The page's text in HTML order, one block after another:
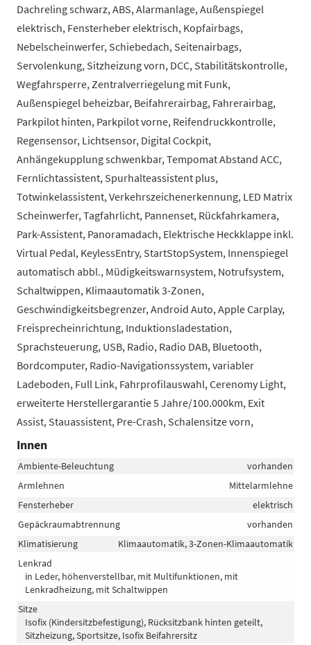
Dachreling schwarz, ABS, Alarmanlage, Außenspiegel
elektrisch, Fensterheber elektrisch, Kopfairbags,
Nebelscheinwerfer, Schiebedach, Seitenairbags,
Servolenkung, Sitzheizung vorn, DCC, Stabilitätskontrolle,
Wegfahrsperre, Zentralverriegelung mit Funk,
Außenspiegel beheizbar, Beifahrerairbag, Fahrerairbag,
Parkpilot hinten, Parkpilot vorne, Reifendruckkontrolle,
Regensensor, Lichtsensor, Digital Cockpit,
Anhängekupplung schwenkbar, Tempomat Abstand ACC,
Fernlichtassistent, Spurhalteassistent plus,
Totwinkelassistent, Verkehrszeichenerkennung, LED Matrix
Scheinwerfer, Tagfahrlicht, Pannenset, Rückfahrkamera,
Park-Assistent, Panoramadach, Elektrische Heckklappe inkl.
Virtual Pedal, KeylessEntry, StartStopSystem, Innenspiegel
automatisch abbl., Müdigkeitswarnsystem, Notrufsystem,
Schaltwippen, Klimaautomatik 3-Zonen,
Geschwindigkeitsbegrenzer, Android Auto, Apple Carplay,
Freisprecheinrichtung, Induktionsladestation,
Sprachsteuerung, USB, Radio, Radio DAB, Bluetooth,
Bordcomputer, Radio-Navigationssystem, variabler
Ladeboden, Full Link, Fahrprofilauswahl, Cerenomy Light,
erweiterte Herstellergarantie 5 Jahre/100.000km, Exit
Assist, Stauassistent, Pre-Crash, Schalensitze vorn,
Innen
Ambiente-Beleuchtung
vorhanden
Armlehnen
Mittelarmlehne
Fensterheber
elektrisch
Gepäckraumabtrennung
vorhanden
Klimatisierung
Klimaautomatik, 3-Zonen-Klimaautomatik
Lenkrad
in Leder, höhenverstellbar, mit Multifunktionen, mit
Lenkradheizung, mit Schaltwippen
Sitze
Isofix (Kindersitzbefestigung), Rücksitzbank hinten geteilt,
Sitzheizung, Sportsitze, Isofix Beifahrersitz